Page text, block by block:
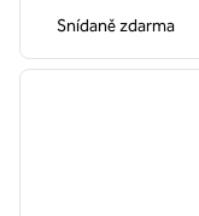
Snídaně zdarma
1 z 12